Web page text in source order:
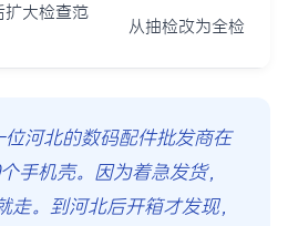
扩大检查范
从抽检改为全检
河北的数码配件批发商在
手机壳。因为着急发货，
走。到河北后开箱才发现，